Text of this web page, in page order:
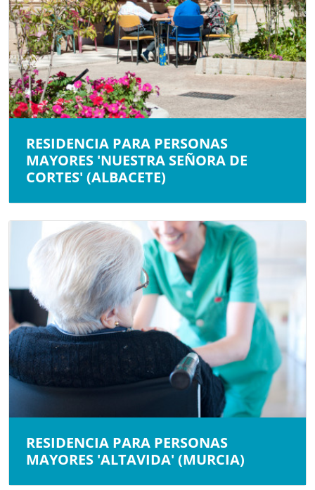
RESIDENCIA PARA PERSONAS
MAYORES 'NUESTRA SEÑORA DE
CORTES' (ALBACETE)
RESIDENCIA PARA PERSONAS
MAYORES 'ALTAVIDA' (MURCIA)